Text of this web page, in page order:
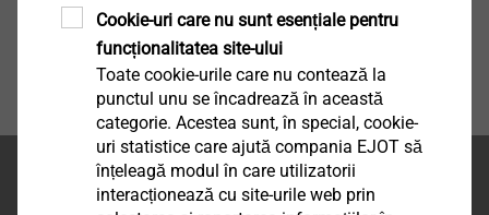
Partea superioara a
Cookie-uri care nu sunt esențiale pentru
funcționalitatea site-ului
Toate cookie-urile care nu contează la
punctul unu se încadrează în această
categorie. Acestea sunt, în special, cookie-
uri statistice care ajută compania EJOT să
înțeleagă modul în care utilizatorii
interacționează cu site-urile web prin